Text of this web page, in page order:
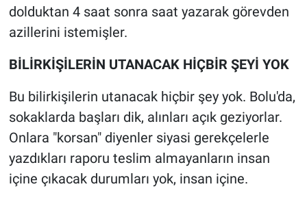
dolduktan 4 saat sonra saat yazarak görevden
azillerini istemişler.
BİLİRKİŞİLERİN UTANACAK HİÇBİR ŞEYİ YOK
Bu bilirkişilerin utanacak hiçbir şey yok. Bolu'da,
sokaklarda başları dik, alınları açık geziyorlar.
Onlara "korsan" diyenler siyasi gerekçelerle
yazdıkları raporu teslim almayanların insan
içine çıkacak durumları yok, insan içine.